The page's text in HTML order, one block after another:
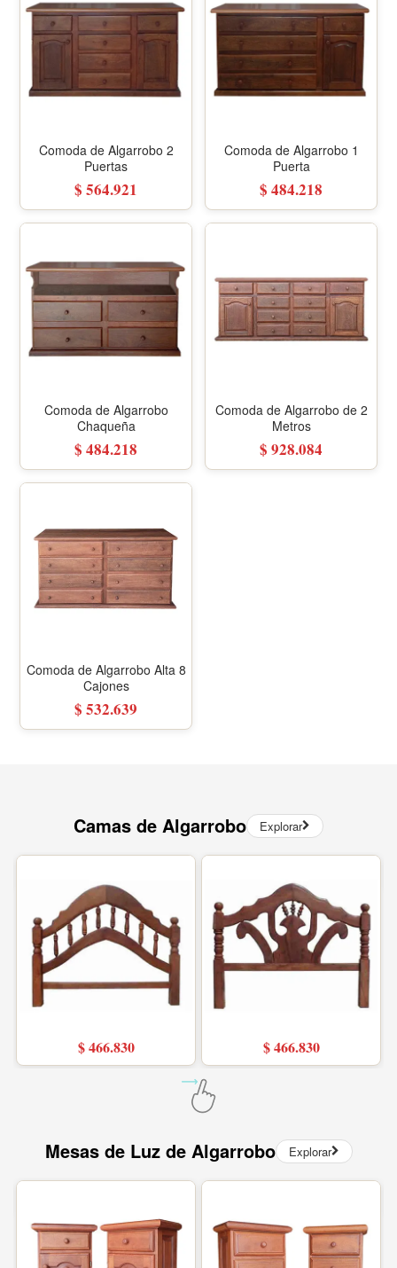
Comoda de Algarrobo 2
Puertas
$ 564.921
Comoda de Algarrobo 1
Puerta
$ 484.218
Comoda de Algarrobo
Chaqueña
$ 484.218
Comoda de Algarrobo de 2
Metros
$ 928.084
Comoda de Algarrobo Alta 8
Cajones
$ 532.639
Camas de Algarrobo Explorar
$ 466.830 $ 466.830
Mesas de Luz de Algarrobo Explorar